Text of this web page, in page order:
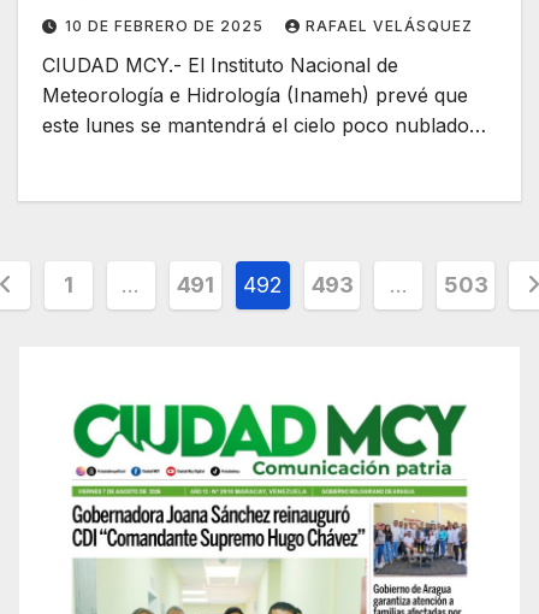
10 DE FEBRERO DE 2025 RAFAEL VELÁSQUEZ
CIUDAD MCY.- El Instituto Nacional de
Meteorología e Hidrología (Inameh) prevé que
este lunes se mantendrá el cielo poco nublado…
1 … 491 492 493 … 503